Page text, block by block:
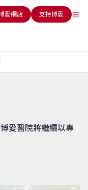
愛網店 支持博愛
愛醫院將繼續以專